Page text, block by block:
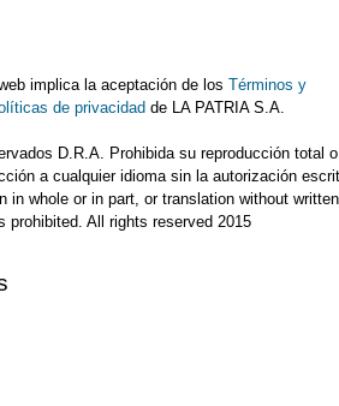
implica la aceptación de los Términos y
de privacidad de LA PATRIA S.A.
D.R.A. Prohibida su reproducción total o
a cualquier idioma sin la autorización
in whole or in part, or translation without written
prohibited. All rights reserved 2015